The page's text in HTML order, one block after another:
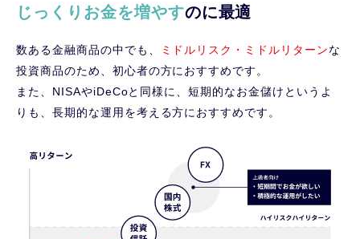
じっくりお金を増やすのに最適
数ある金融商品の中でも、 ミドルリスク・ミドルリターンな
投資商品のため、初心者の方におすすめです。
また、NISAやiDeCoと同様に、短期的なお金儲けというよ
りも、長期的な運用を考える方におすすめです。